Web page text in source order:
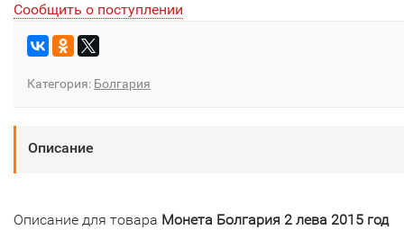
Сообщить о поступлении
Категория: Болгария
Описание
Описание для товара Монета Болгария 2 лева 2015 год